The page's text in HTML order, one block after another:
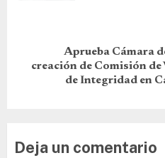
Aprueba Cámara
creación de Comisión
de Integridad en
Deja un comentario